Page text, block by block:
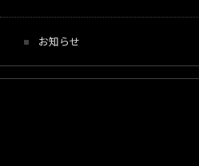
お知らせ